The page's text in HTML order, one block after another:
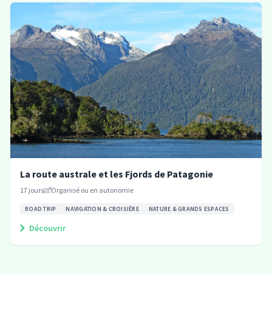
La route australe et les Fjords de Patagonie
17 jours Organisé ou en autonomie
ROAD TRIP NAVIGATION & CROISIÈRE NATURE & GRANDS ESPACES
Découvrir